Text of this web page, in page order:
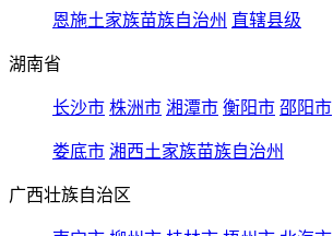
恩施土家族苗族自治州 直辖县级
湖南省
长沙市 株洲市 湘潭市 衡阳市 邵阳市
娄底市 湘西土家族苗族自治州
广西壮族自治区